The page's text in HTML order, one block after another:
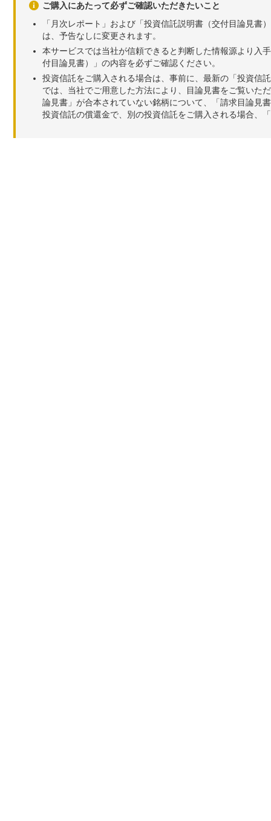
ご購入にあたって必ずご確認いただきたいこと
「月次レポート」および「投資信託説明書（交付目論見
は、予告なしに変更されます。
本サービスでは当社が信頼できると判断した情報源より入
付目論見書）」の内容を必ずご確認ください。
投資信託をご購入される場合は、事前に、最新の「投資信
では、当社でご用意した方法により、目論見書をご覧いた
論見書」が合本されていない銘柄について、「請求目論見
投資信託の償還金で、別の投資信託をご購入される場合、